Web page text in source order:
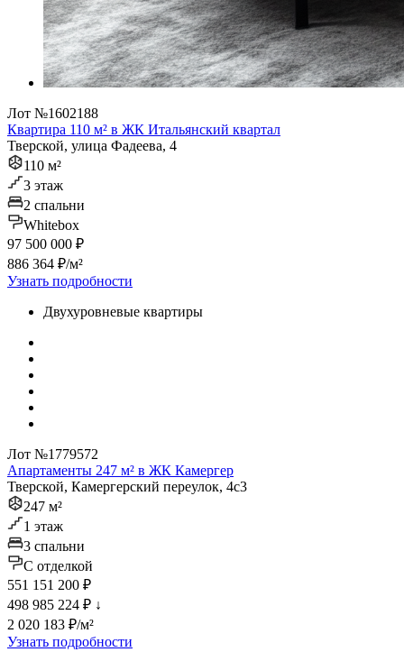
Лот №1602188
Квартира 110 м² в ЖК Итальянский квартал
Тверской, улица Фадеева, 4
110 м²
3 этаж
2 спальни
Whitebox
97 500 000 ₽
886 364 ₽/м²
Узнать подробности
Двухуровневые квартиры
Лот №1779572
Апартаменты 247 м² в ЖК Камергер
Тверской, Камергерский переулок, 4с3
247 м²
1 этаж
3 спальни
C отделкой
551 151 200 ₽
498 985 224 ₽ ↓
2 020 183 ₽/м²
Узнать подробности